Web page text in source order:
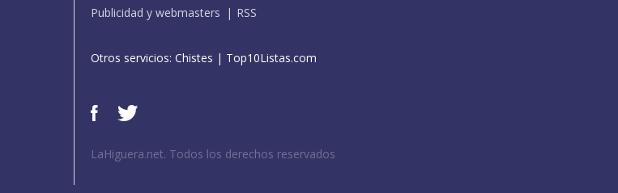
Publicidad y webmasters
RSS
Otros servicios: Chistes | Top10Listas.com
LaHiguera.net. Todos los derechos reservados